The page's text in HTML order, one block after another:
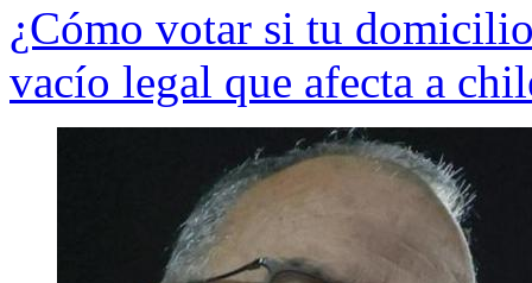
¿Cómo votar si tu
vacío legal que afecta a